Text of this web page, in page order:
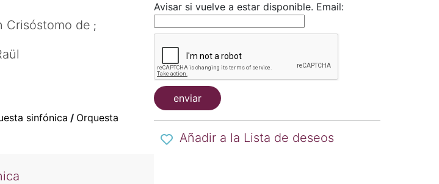
Crisóstomo de ;
sinfónica / Orquesta
Avisar si vuelve a estar disponible. Email:
enviar
Añadir a la Lista de deseos